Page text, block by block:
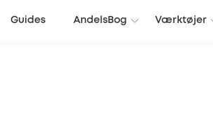
Guides AndelsBog Værktøjer